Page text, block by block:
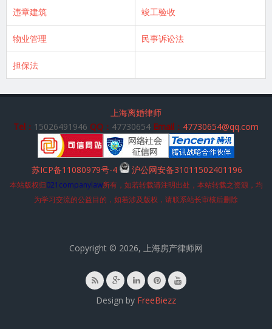
违章建筑 竣工验收
物业管理 民事诉讼法
担保法
上海离婚律师
Tel： 15026491946 QQ： 47730654 Email： 47730654@qq.com
苏ICP备11080979号-4 沪公网安备31011502401196
本站版权归021companylaw所有，如若转载请注明出处，本站转载之资源，均
为学习交流的公益目的，如若涉及版权，请联系站长审核后删除
Copyright © 2026, 上海房产律师网
Design by FreeBiezz